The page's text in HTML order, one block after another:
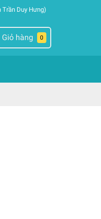
Trần Duy Hưng)
Giỏ hàng 0